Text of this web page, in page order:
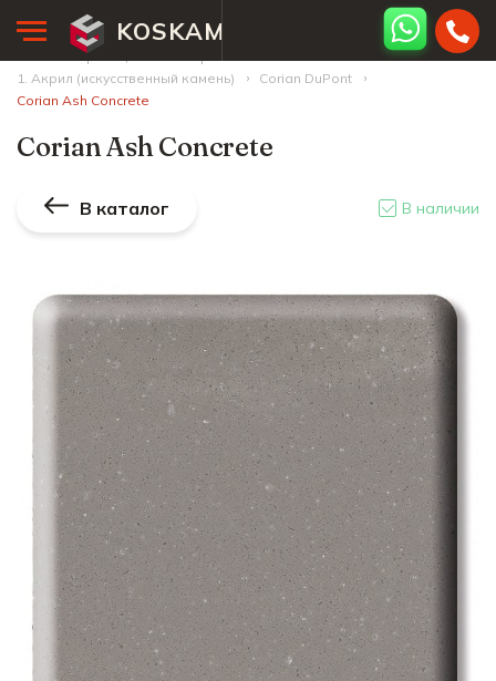
KOSKAM
Главная страница
1. Акрил (искусственный камень)
Corian DuPont
Corian Ash Concrete
Corian Ash Concrete
В каталог В наличии